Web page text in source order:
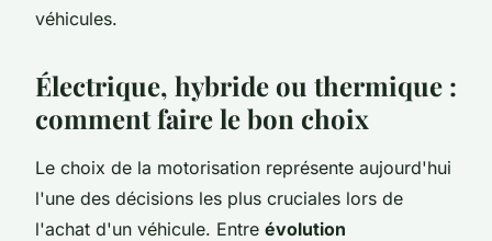
véhicules.
Électrique, hybride ou thermique :
comment faire le bon choix
Le choix de la motorisation représente aujourd'hui
l'une des décisions les plus cruciales lors de
l'achat d'un véhicule. Entre évolution